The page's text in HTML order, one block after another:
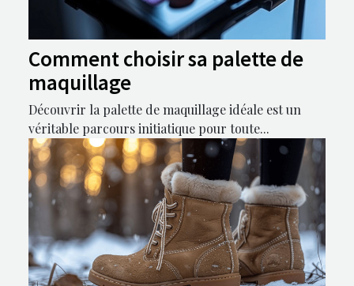
Comment choisir sa palette de
maquillage
Découvrir la palette de maquillage idéale est un
véritable parcours initiatique pour toute...